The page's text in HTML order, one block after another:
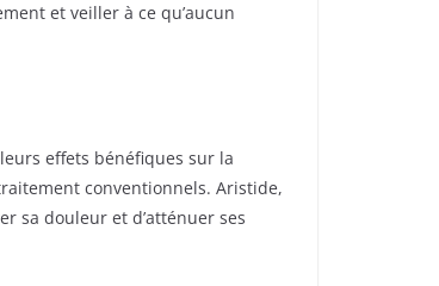
et veiller à ce qu’aucun
effets bénéfiques sur la
conventionnels. Aristide,
sa douleur et d’atténuer ses